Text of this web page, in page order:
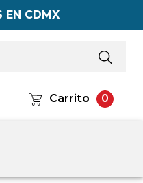
EN CDMX
Carrito 0